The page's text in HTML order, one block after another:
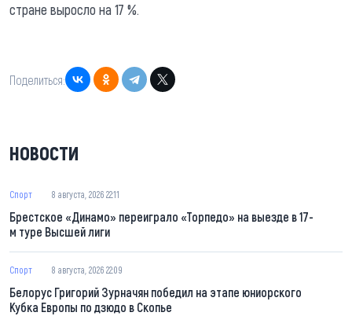
стране выросло на 17 %.
Поделиться:
НОВОСТИ
Спорт 8 августа, 2026 22:11
Брестское «Динамо» переиграло «Торпедо» на выезде в 17-
м туре Высшей лиги
Спорт 8 августа, 2026 22:09
Белорус Григорий Зурначян победил на этапе юниорского
Кубка Европы по дзюдо в Скопье